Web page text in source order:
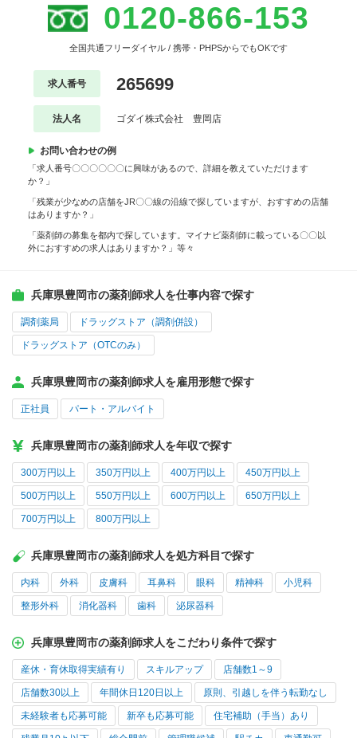
0120-866-153
全国共通フリーダイヤル / 携帯・PHPSからでもOKです
求人番号 265699
法人名 ゴダイ株式会社 豊岡店
お問い合わせの例
「求人番号〇〇〇〇〇〇に興味があるので、詳細を教えていただけます
か？」
「残業が少なめの店舗をJR〇〇線の沿線で探していますが、おすすめの店舗
はありますか？」
「薬剤師の募集を都内で探しています。マイナビ薬剤師に載っている〇〇以
外におすすめの求人はありますか？」等々
兵庫県豊岡市の薬剤師求人を仕事内容で探す
調剤薬局 ドラッグストア（調剤併設）
ドラッグストア（OTCのみ）
兵庫県豊岡市の薬剤師求人を雇用形態で探す
正社員 パート・アルバイト
兵庫県豊岡市の薬剤師求人を年収で探す
300万円以上 350万円以上 400万円以上 450万円以上
500万円以上 550万円以上 600万円以上 650万円以上
700万円以上 800万円以上
兵庫県豊岡市の薬剤師求人を処方科目で探す
内科 外科 皮膚科 耳鼻科 眼科 精神科 小児科
整形外科 消化器科 歯科 泌尿器科
兵庫県豊岡市の薬剤師求人をこだわり条件で探す
産休・育休取得実績有り スキルアップ 店舗数1～9
店舗数30以上 年間休日120日以上 原則、引越しを伴う転勤なし
未経験者も応募可能 新卒も応募可能 住宅補助（手当）あり